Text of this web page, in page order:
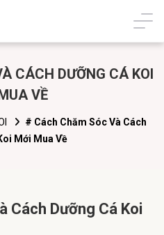
CÁCH DƯỠNG CÁ KOI
VỀ
# Cách Chăm Sóc Và Cách
Mới Mua Về
Cách Dưỡng Cá Koi